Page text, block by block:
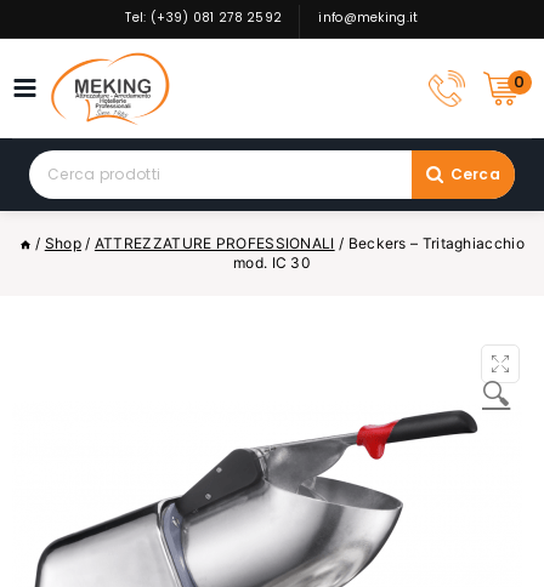
to
Tel: (+39) 081 278 2592 info@meking.it
0
Search
for:
Cerca
/ Shop / ATTREZZATURE PROFESSIONALI / Beckers – Tritaghiacchio
mod. IC 30
🔍